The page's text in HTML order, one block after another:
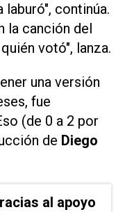
laburó", continúa.
la canción del
votó", lanza.
una versión
fue
(de 0 a 2 por
de Diego
al apoyo